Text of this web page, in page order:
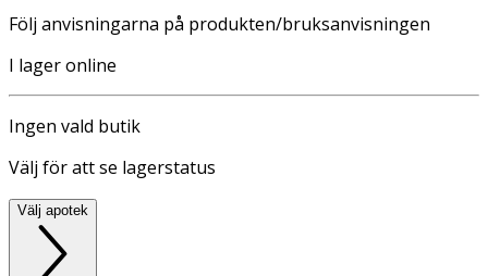
Följ anvisningarna på produkten/bruksanvisningen
I lager online
Ingen vald butik
Välj för att se lagerstatus
Välj apotek